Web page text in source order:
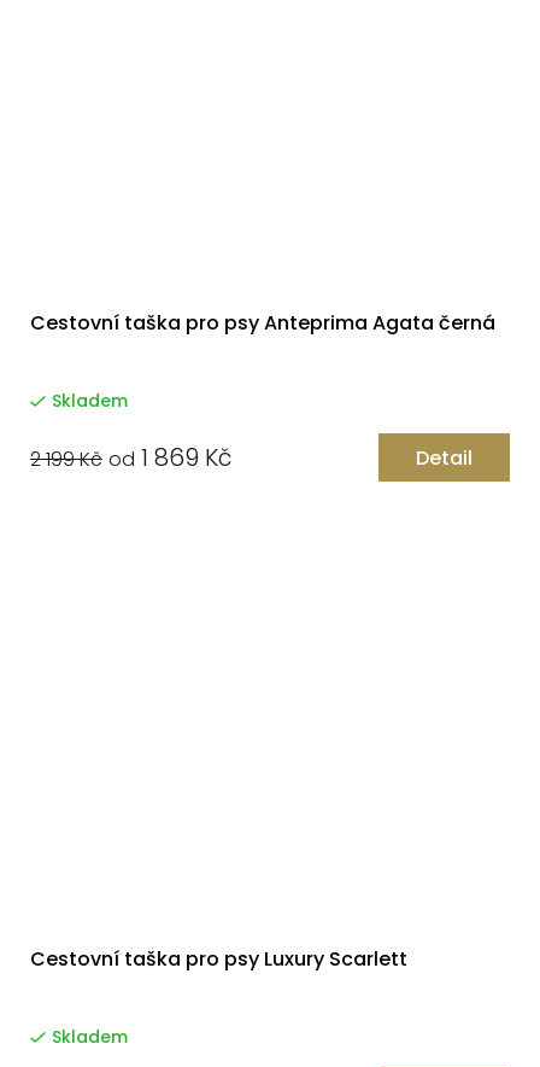
Cestovní taška pro psy Anteprima Agata černá
Skladem
2 199 Kč od 1 869 Kč Detail
Cestovní taška pro psy Luxury Scarlett
Skladem